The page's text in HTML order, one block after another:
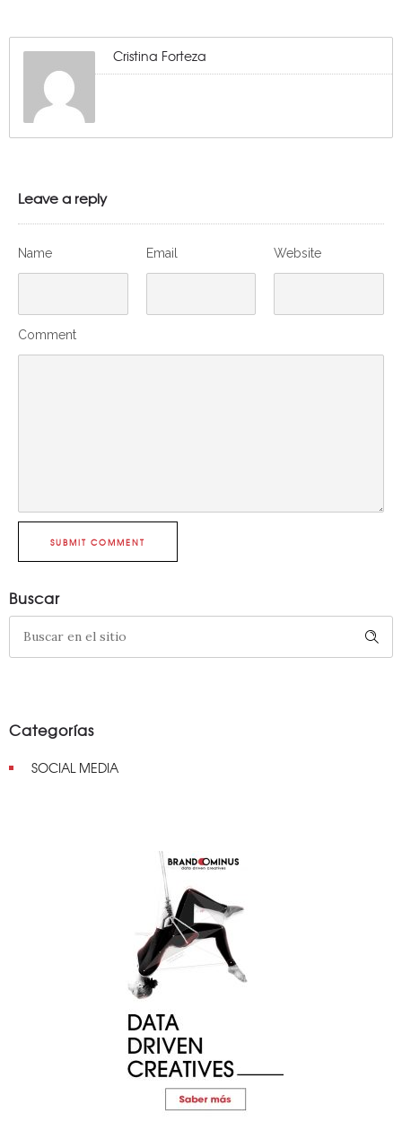
Cristina Forteza
Leave a reply
Name Email Website
Comment
SUBMIT COMMENT
Buscar
Categorías
SOCIAL MEDIA